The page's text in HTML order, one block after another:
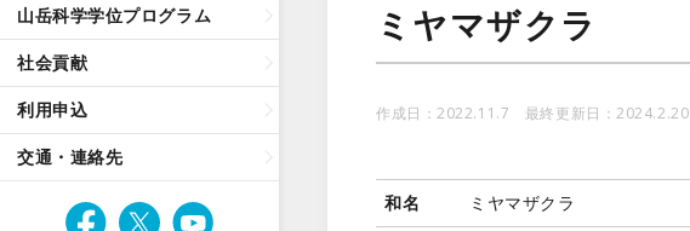
山岳科学学位プログラム
社会貢献
利用申込
交通・連絡先
ミヤマザクラ
作成日：2022.11.7 最終更新日：2024.2.20
和名 ミヤマザクラ